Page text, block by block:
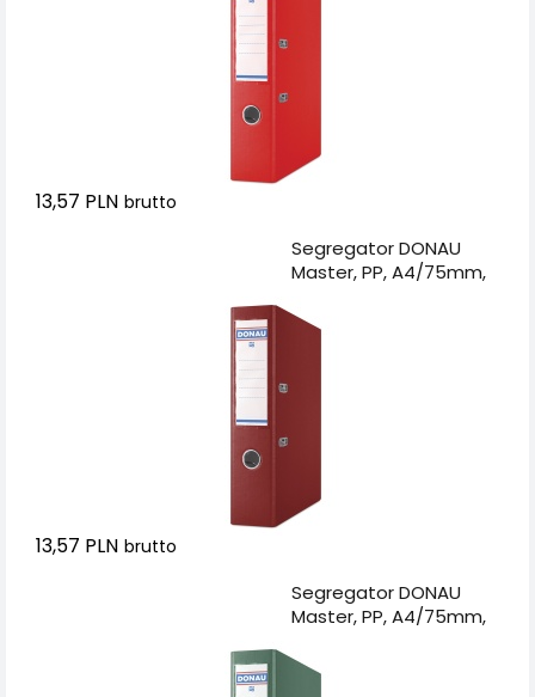
13,57 PLN brutto
Segregator DONAU
Master, PP, A4/75mm,
13,57 PLN brutto
Segregator DONAU
Master, PP, A4/75mm,